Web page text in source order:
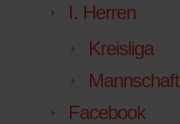
I. Herren
Kreisliga
Mannschaft
Facebook